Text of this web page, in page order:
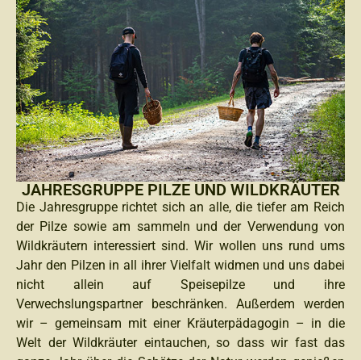
JAHRESGRUPPE PILZE UND WILDKRÄUTER
Die Jahresgruppe richtet sich an alle, die tiefer am Reich
der Pilze sowie am sammeln und der Verwendung von
Wildkräutern interessiert sind. Wir wollen uns rund ums
Jahr den Pilzen in all ihrer Vielfalt widmen und uns dabei
nicht allein auf Speisepilze und ihre
Verwechslungspartner beschränken. Außerdem werden
wir – gemeinsam mit einer Kräuterpädagogin – in die
Welt der Wildkräuter eintauchen, so dass wir fast das